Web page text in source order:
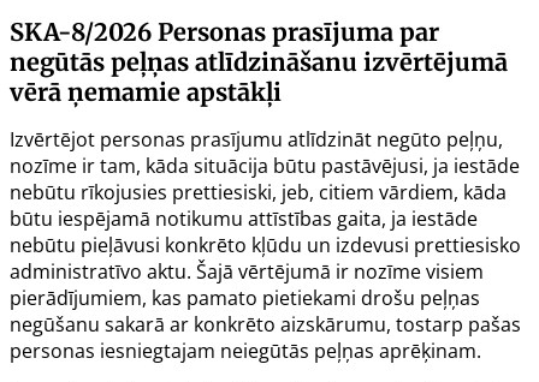
SKA-8/2026 Personas prasījuma par
negūtās peļņas atlīdzināšanu izvērtējumā
vērā ņemamie apstākļi
Izvērtējot personas prasījumu atlīdzināt negūto peļņu,
nozīme ir tam, kāda situācija būtu pastāvējusi, ja iestāde
nebūtu rīkojusies prettiesiski, jeb, citiem vārdiem, kāda
būtu iespējamā notikumu attīstības gaita, ja iestāde
nebūtu pieļāvusi konkrēto kļūdu un izdevusi prettiesisko
administratīvo aktu. Šajā vērtējumā ir nozīme visiem
pierādījumiem, kas pamato pietiekami drošu peļņas
negūšanu sakarā ar konkrēto aizskārumu, tostarp pašas
personas iesniegtajam neiegūtās peļņas aprēķinam.